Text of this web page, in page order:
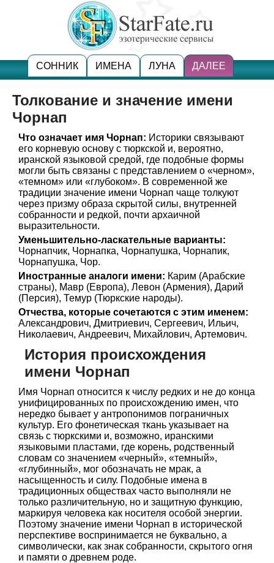
СОННИК ИМЕНА ЛУНА ДАЛЕЕ
Толкование и значение имени
Чорнап
Что означает имя Чорнап: Историки связывают
его корневую основу с тюркской и, вероятно,
иранской языковой средой, где подобные формы
могли быть связаны с представлением о «черном»,
«темном» или «глубоком». В современной же
традиции значение имени Чорнап чаще толкуют
через призму образа скрытой силы, внутренней
собранности и редкой, почти архаичной
выразительности.
Уменьшительно-ласкательные варианты:
Чорнапчик, Чорнапка, Чорнапушка, Чорнапик,
Чорнапушка, Чор.
Иностранные аналоги имени: Карим (Арабские
страны), Мавр (Европа), Левон (Армения), Дарий
(Персия), Темур (Тюркские народы).
Отчества, которые сочетаются с этим именем:
Александрович, Дмитриевич, Сергеевич, Ильич,
Николаевич, Андреевич, Михайлович, Артемович.
История происхождения
имени Чорнап
Имя Чорнап относится к числу редких и не до конца
унифицированных по происхождению имен, что
нередко бывает у антропонимов пограничных
культур. Его фонетическая ткань указывает на
связь с тюркскими и, возможно, иранскими
языковыми пластами, где корень, родственный
словам со значением «черный», «темный»,
«глубинный», мог обозначать не мрак, а
насыщенность и силу. Подобные имена в
традиционных обществах часто выполняли не
только различительную, но и защитную функцию,
маркируя человека как носителя особой энергии.
Поэтому значение имени Чорнап в исторической
перспективе воспринимается не буквально, а
символически, как знак собранности, скрытого огня
и памяти о древнем роде.